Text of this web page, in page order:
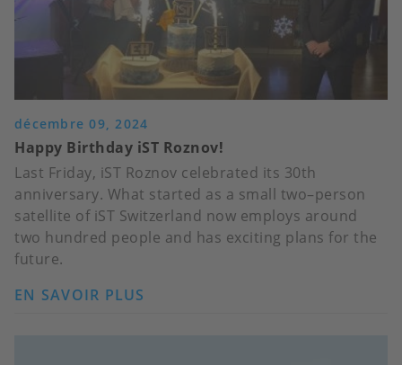
décembre 09, 2024
Happy Birthday iST Roznov!
Last Friday, iST Roznov celebrated its 30th
anniversary. What started as a small two–person
satellite of iST Switzerland now employs around
two hundred people and has exciting plans for the
future.
EN SAVOIR PLUS